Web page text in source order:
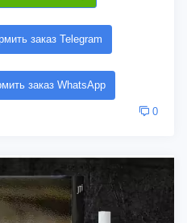
заказ Telegram
заказ WhatsApp
0